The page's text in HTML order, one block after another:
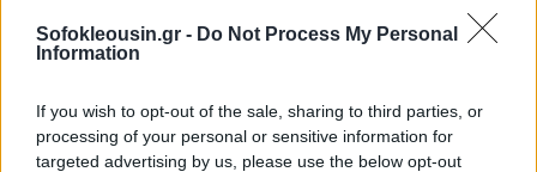
Sofokleousin.gr - Do Not Process My Personal
Information
If you wish to opt-out of the sale, sharing to third parties, or
processing of your personal or sensitive information for
targeted advertising by us, please use the below opt-out
στρατηγικής ανάπτυξης της Renk, η οποία επιδιώκει
να αξιοποιήσει τη σημαντική αύξηση των αμυντικών
ενισχύουν τις στρατιωτικές τους δυνατότητες εν
μέσω των νέων γεωπολιτικών προκλήσεων.